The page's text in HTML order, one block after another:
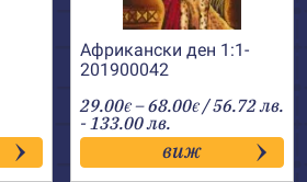
Африкански ден 1:1-
201900042
29.00€ –68.00€Price
range:
29.00€
through
68.00€
/ 56.72 лв.
- 133.00 лв.
виж